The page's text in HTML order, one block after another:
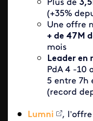
Plus de
(+35%
Une offre
+ de 47M
mois
Leader en
PdA 4 -10
5 entre 7h
(record
Lumni
,